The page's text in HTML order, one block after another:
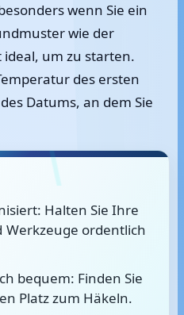
wenn Sie ein
wie der
um zu starten.
des ersten
Datums, an dem Sie
Halten Sie Ihre
ordentlich
bequem: Finden Sie
Platz zum Häkeln.